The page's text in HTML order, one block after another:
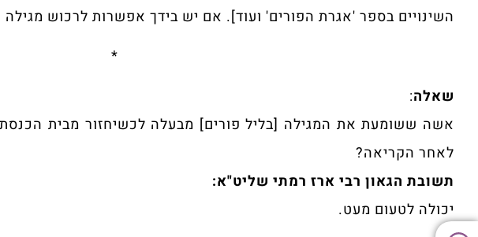
השינויים בספר 'אגרת הפורים' ועוד]. אם יש בידך אפשרות לרכוש
*
שאלה:
אשה ששומעת את המגילה [בליל פורים] מבעלה לכשיחזור מבית
לאחר הקריאה?
תשובת הגאון רבי ארז רמתי שליט"א:
יכולה לטעום מעט.‏